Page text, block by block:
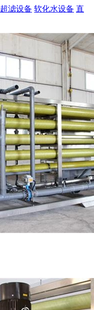
超滤设备 软化水设备 直